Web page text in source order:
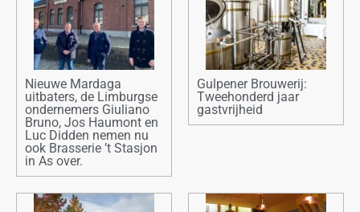
Nieuwe Mardaga
uitbaters, de Limburgse
ondernemers Giuliano
Bruno, Jos Haumont en
Luc Didden nemen nu
ook Brasserie ’t Stasjon
in As over.
Gulpener Brouwerij:
Tweehonderd jaar
gastvrijheid